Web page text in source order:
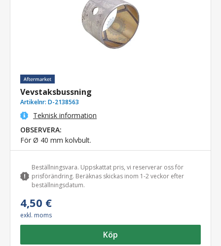
Vevstaksbussning
Artikelnr: D-2138563
Teknisk information
OBSERVERA:
För Ø 40 mm kolvbult.
Beställningsvara. Uppskattat pris, vi reserverar oss för
prisförändring. Beräknas skickas inom 1-2 veckor efter
beställningsdatum.
4,50 €
exkl. moms
Köp